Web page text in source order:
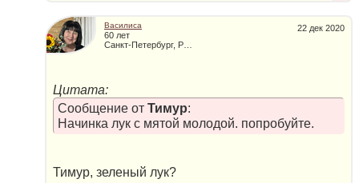
22 дек 2020
Василиса
60 лет
Цитата:
Сообщение от Тимур:
Начинка лук с мятой молодой. попробуйте.
Тимур, зеленый лук?